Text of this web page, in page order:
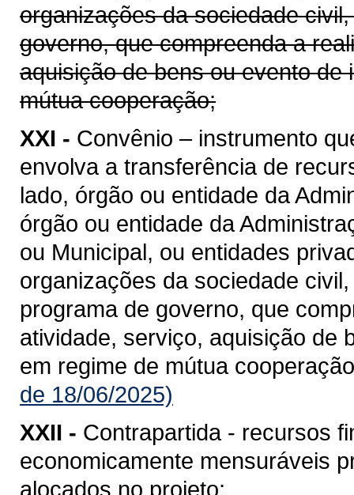
organizações da sociedade
governo, que compreenda a
aquisição de bens ou evento
mútua cooperação;
XXI - Convênio – instrumento
envolva a transferência de
lado, órgão ou entidade da
órgão ou entidade da
ou Municipal, ou entidades
organizações da sociedade
programa de governo, que
atividade, serviço, aquisição de
em regime de mútua
de 18/06/2025)
XXII - Contrapartida - recursos
economicamente mensuráveis
alocados no projeto;